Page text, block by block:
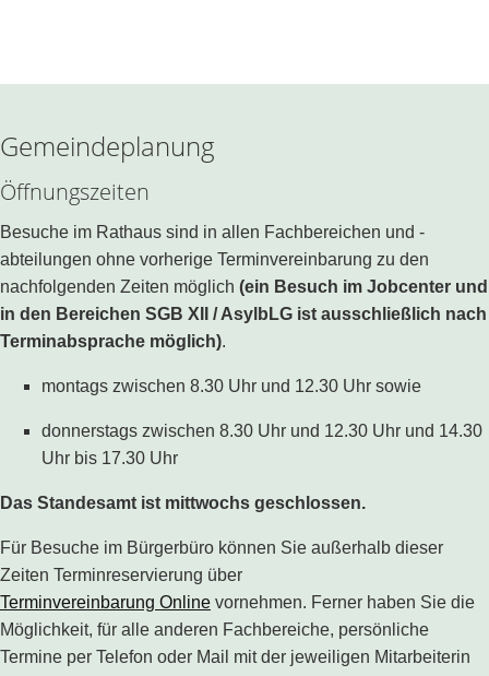
Gemeindeplanung
Öffnungszeiten
Besuche im Rathaus sind in allen Fachbereichen und -
abteilungen ohne vorherige Terminvereinbarung zu den
nachfolgenden Zeiten möglich (ein Besuch im Jobcenter und
in den Bereichen SGB XII / AsylbLG ist ausschließlich nach
Terminabsprache möglich).
montags zwischen 8.30 Uhr und 12.30 Uhr sowie
donnerstags zwischen 8.30 Uhr und 12.30 Uhr und 14.30
Uhr bis 17.30 Uhr
Das Standesamt ist mittwochs geschlossen.
Für Besuche im Bürgerbüro können Sie außerhalb dieser
Zeiten Terminreservierung über
Terminvereinbarung Online vornehmen. Ferner haben Sie die
Möglichkeit, für alle anderen Fachbereiche, persönliche
Termine per Telefon oder Mail mit der jeweiligen Mitarbeiterin